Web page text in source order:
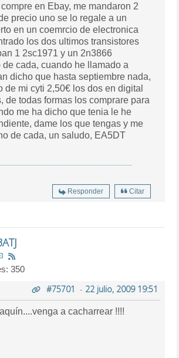
en Ebay, me mandaron 2
precio uno se lo regale a un
en un coemrcio de electronica
los dos ultimos transistores
1 2sc1971 y un 2n3866
cada, cuando he llamado a
dicho que hasta septiembre nada,
de mi cyti 2,50€ los dos en digital
de todas formas los comprare para
me ha dicho que tenia le he
dame los que tengas y me
de cada, un saludo, EA5DT
Responder Citar
350
#75701 - 22 julio, 2009 19:51
a cacharrear !!!!